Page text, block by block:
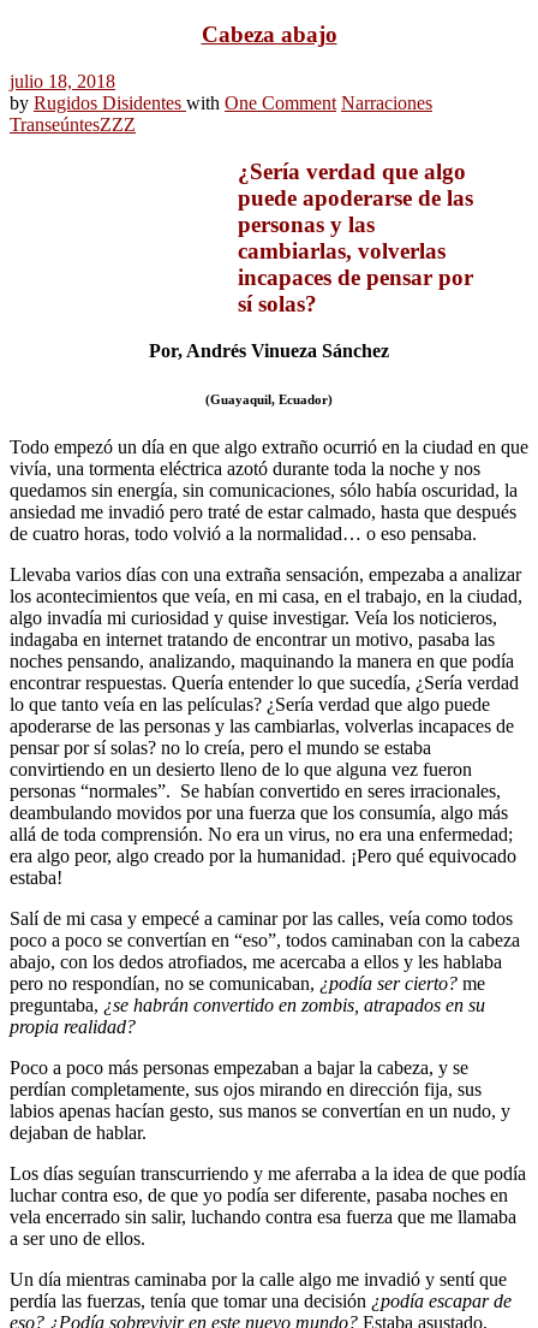
Cabeza abajo
julio 18, 2018
by Rugidos Disidentes with One Comment Narraciones
TranseúntesZZZ
¿Sería verdad que algo
puede apoderarse de las
personas y las
cambiarlas, volverlas
incapaces de pensar por
sí solas?
Por, Andrés Vinueza Sánchez
(Guayaquil, Ecuador)
Todo empezó un día en que algo extraño ocurrió en la ciudad en que
vivía, una tormenta eléctrica azotó durante toda la noche y nos
quedamos sin energía, sin comunicaciones, sólo había oscuridad, la
ansiedad me invadió pero traté de estar calmado, hasta que después
de cuatro horas, todo volvió a la normalidad… o eso pensaba.
Llevaba varios días con una extraña sensación, empezaba a analizar
los acontecimientos que veía, en mi casa, en el trabajo, en la ciudad,
algo invadía mi curiosidad y quise investigar. Veía los noticieros,
indagaba en internet tratando de encontrar un motivo, pasaba las
noches pensando, analizando, maquinando la manera en que podía
encontrar respuestas. Quería entender lo que sucedía, ¿Sería verdad
lo que tanto veía en las películas? ¿Sería verdad que algo puede
apoderarse de las personas y las cambiarlas, volverlas incapaces de
pensar por sí solas? no lo creía, pero el mundo se estaba
convirtiendo en un desierto lleno de lo que alguna vez fueron
personas “normales”. Se habían convertido en seres irracionales,
deambulando movidos por una fuerza que los consumía, algo más
allá de toda comprensión. No era un virus, no era una enfermedad;
era algo peor, algo creado por la humanidad. ¡Pero qué equivocado
estaba!
Salí de mi casa y empecé a caminar por las calles, veía como todos
poco a poco se convertían en “eso”, todos caminaban con la cabeza
abajo, con los dedos atrofiados, me acercaba a ellos y les hablaba
pero no respondían, no se comunicaban, ¿podía ser cierto? me
preguntaba, ¿se habrán convertido en zombis, atrapados en su
propia realidad?
Poco a poco más personas empezaban a bajar la cabeza, y se
perdían completamente, sus ojos mirando en dirección fija, sus
labios apenas hacían gesto, sus manos se convertían en un nudo, y
dejaban de hablar.
Los días seguían transcurriendo y me aferraba a la idea de que podía
luchar contra eso, de que yo podía ser diferente, pasaba noches en
vela encerrado sin salir, luchando contra esa fuerza que me llamaba
a ser uno de ellos.
Un día mientras caminaba por la calle algo me invadió y sentí que
perdía las fuerzas, tenía que tomar una decisión ¿podía escapar de
eso? ¿Podía sobrevivir en este nuevo mundo? Estaba asustado,